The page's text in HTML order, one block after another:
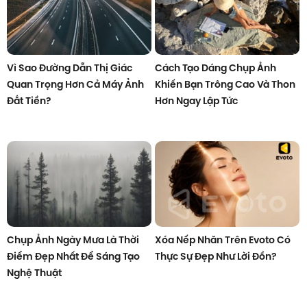
Vì Sao Đường Dẫn Thị Giác
Quan Trọng Hơn Cả Máy Ảnh
Đắt Tiền?
Cách Tạo Dáng Chụp Ảnh
Khiến Bạn Trông Cao Và Thon
Hơn Ngay Lập Tức
Chụp Ảnh Ngày Mưa Là Thời
Điểm Đẹp Nhất Để Sáng Tạo
Nghệ Thuật
Xóa Nếp Nhăn Trên Evoto Có
Thực Sự Đẹp Như Lời Đồn?